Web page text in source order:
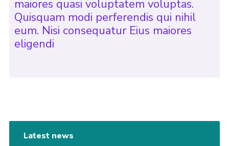
maiores quasi voluptatem voluptas.
Quisquam modi perferendis qui nihil
eum. Nisi consequatur Eius maiores
eligendi
Latest news